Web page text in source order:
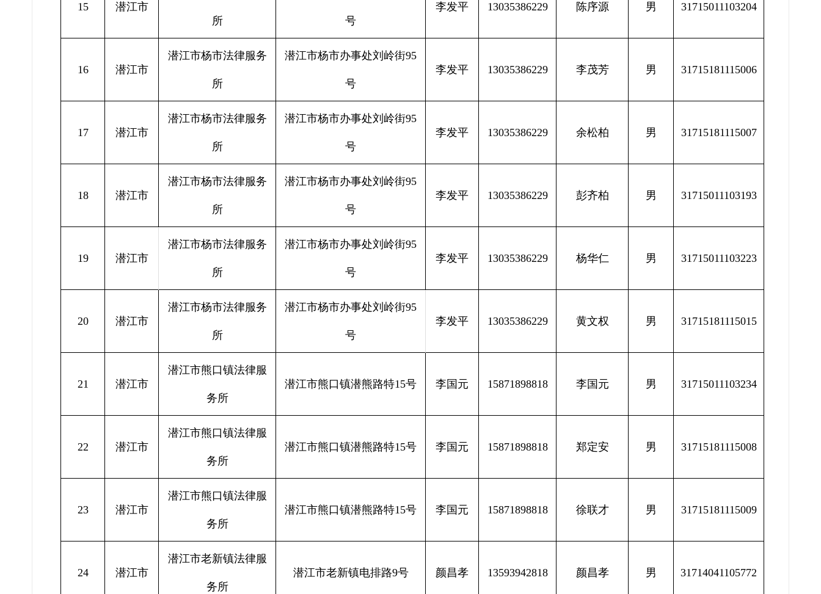
15 潜江市
所 号
李发平 13035386229 陈序源 男 31715011103204
16 潜江市
潜江市杨市法律服务
所
潜江市杨市办事处刘岭街95
号
李发平 13035386229 李茂芳 男 31715181115006
17 潜江市
潜江市杨市法律服务
所
潜江市杨市办事处刘岭街95
号
李发平 13035386229 余松柏 男 31715181115007
18 潜江市
潜江市杨市法律服务
所
潜江市杨市办事处刘岭街95
号
李发平 13035386229 彭齐柏 男 31715011103193
19 潜江市
潜江市杨市法律服务
所
潜江市杨市办事处刘岭街95
号
李发平 13035386229 杨华仁 男 31715011103223
20 潜江市
潜江市杨市法律服务
所
潜江市杨市办事处刘岭街95
号
李发平 13035386229 黄文权 男 31715181115015
21 潜江市
潜江市熊口镇法律服
务所
潜江市熊口镇潜熊路特15号 李国元 15871898818 李国元 男 31715011103234
22 潜江市
潜江市熊口镇法律服
务所
潜江市熊口镇潜熊路特15号 李国元 15871898818 郑定安 男 31715181115008
23 潜江市
潜江市熊口镇法律服
务所
潜江市熊口镇潜熊路特15号 李国元 15871898818 徐联才 男 31715181115009
24 潜江市
潜江市老新镇法律服
务所
潜江市老新镇电排路9号 颜昌孝 13593942818 颜昌孝 男 31714041105772